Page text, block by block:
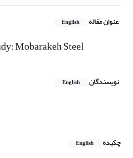
عنوان مقاله English
Mobarakeh Steel
نویسندگان English
چکیده
English